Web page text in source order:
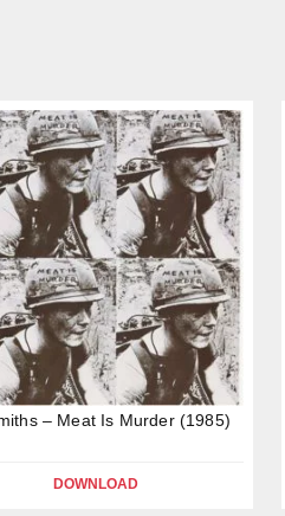
– Meat Is Murder (1985)
DOWNLOAD